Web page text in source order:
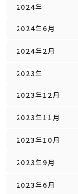
2024年
2024年6月
2024年2月
2023年
2023年12月
2023年11月
2023年10月
2023年9月
2023年6月